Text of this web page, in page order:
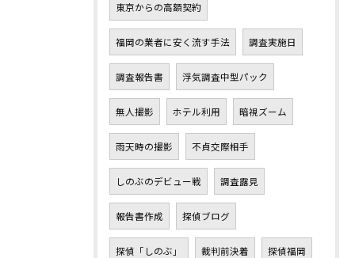
東京からの高額契約
福岡の業者に安く流す手法 調査実施日
調査報告書 浮気調査中型パック
無人撮影 ホテル利用 暗視ズーム
雨天時の撮影 不貞交際相手
しのぶのデビュー戦 調査露見
報告書作成 探偵ブログ
探偵「しのぶ」 裁判前決着 探偵福岡